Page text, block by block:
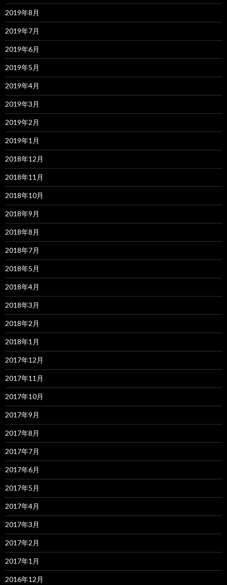
2019年8月
2019年7月
2019年6月
2019年5月
2019年4月
2019年3月
2019年2月
2019年1月
2018年12月
2018年11月
2018年10月
2018年9月
2018年8月
2018年7月
2018年5月
2018年4月
2018年3月
2018年2月
2018年1月
2017年12月
2017年11月
2017年10月
2017年9月
2017年8月
2017年7月
2017年6月
2017年5月
2017年4月
2017年3月
2017年2月
2017年1月
2016年12月